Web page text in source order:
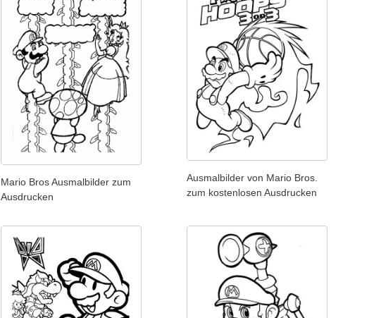
Mario Bros Ausmalbilder zum
Ausdrucken
Ausmalbilder von Mario Bros.
zum kostenlosen Ausdrucken